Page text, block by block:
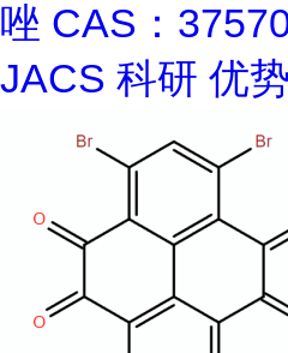
唑 CAS：
JACS 科研 优